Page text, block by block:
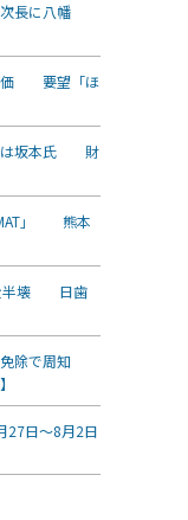
長に八幡
価 要望「ほ
は坂本氏 財
」 熊本
全半壊 日歯
免除で周知
日～8月2日